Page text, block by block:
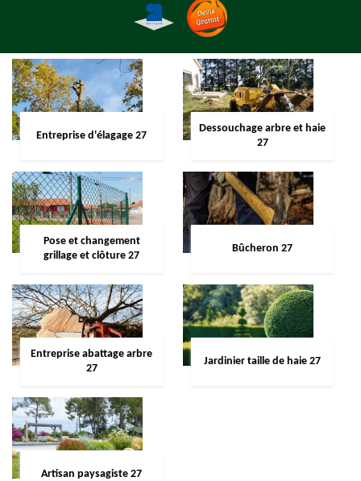
Entreprise d'élagage 27
Dessouchage arbre et haie
27
Pose et changement
grillage et clôture 27
Bûcheron 27
Entreprise abattage arbre
27
Jardinier taille de haie 27
Artisan paysagiste 27